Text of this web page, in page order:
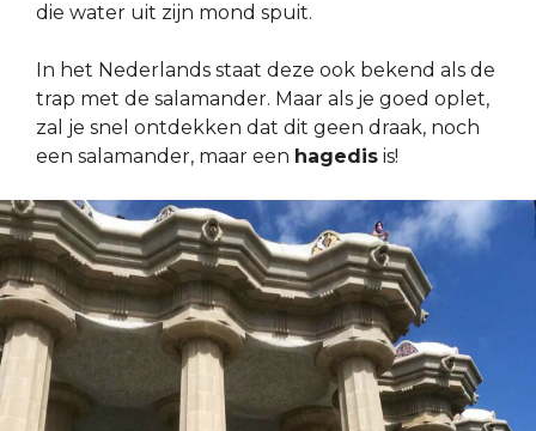
die water uit zijn mond spuit.
In het Nederlands staat deze ook bekend als de
trap met de salamander. Maar als je goed oplet,
zal je snel ontdekken dat dit geen draak, noch
een salamander, maar een hagedis is!